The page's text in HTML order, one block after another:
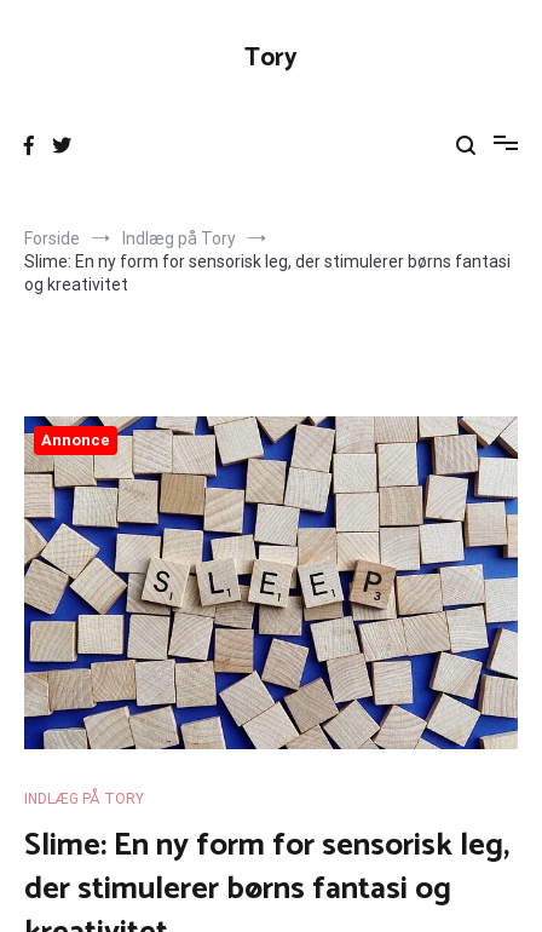
Tory
Forside
Indlæg på Tory
Slime: En ny form for sensorisk leg, der stimulerer børns fantasi
og kreativitet
Annonce
INDLÆG PÅ TORY
Slime: En ny form for sensorisk leg,
der stimulerer børns fantasi og